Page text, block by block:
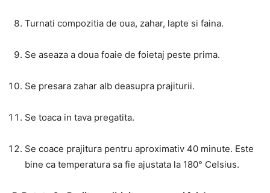
Turnati compozitia de oua, zahar, lapte si faina.
Se aseaza a doua foaie de foietaj peste prima.
Se presara zahar alb deasupra prajiturii.
Se toaca in tava pregatita.
Se coace prajitura pentru aproximativ 40 minute. Este
bine ca temperatura sa fie ajustata la 180° Celsius.